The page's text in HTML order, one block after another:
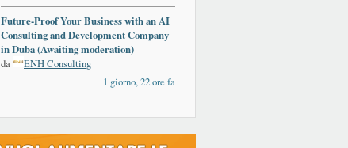
Future-Proof Your Business with an AI
Consulting and Development Company
in Duba (Awaiting moderation)
da
ENH Consulting
1 giorno, 22 ore fa